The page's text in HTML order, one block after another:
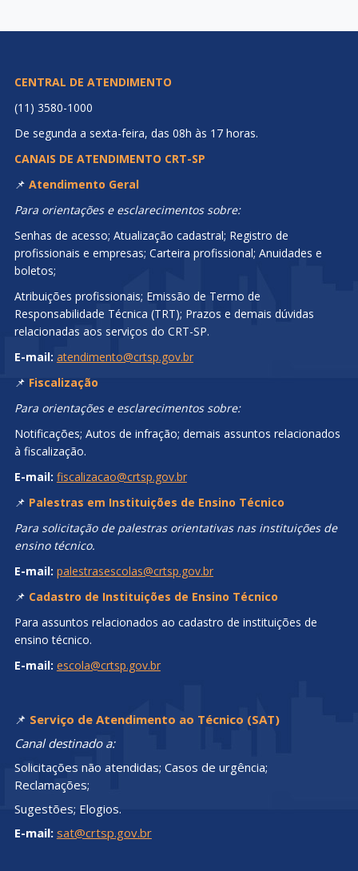
CENTRAL DE ATENDIMENTO
(11) 3580-1000
De segunda a sexta-feira, das 08h às 17 horas.
CANAIS DE ATENDIMENTO CRT-SP
📌 Atendimento Geral
Para orientações e esclarecimentos sobre:
Senhas de acesso; Atualização cadastral; Registro de
profissionais e empresas; Carteira profissional; Anuidades e
boletos;
Atribuições profissionais; Emissão de Termo de
Responsabilidade Técnica (TRT); Prazos e demais dúvidas
relacionadas aos serviços do CRT-SP.
E-mail: atendimento@crtsp.gov.br
📌 Fiscalização
Para orientações e esclarecimentos sobre:
Notificações; Autos de infração; demais assuntos relacionados
à fiscalização.
E-mail: fiscalizacao@crtsp.gov.br
📌 Palestras em Instituições de Ensino Técnico
Para solicitação de palestras orientativas nas instituições de
ensino técnico.
E-mail: palestrasescolas@crtsp.gov.br
📌 Cadastro de Instituições de Ensino Técnico
Para assuntos relacionados ao cadastro de instituições de
ensino técnico.
E-mail: escola@crtsp.gov.br
📌 Serviço de Atendimento ao Técnico (SAT)
Canal destinado a:
Solicitações não atendidas; Casos de urgência;
Reclamações;
Sugestões; Elogios.
E-mail: sat@crtsp.gov.br